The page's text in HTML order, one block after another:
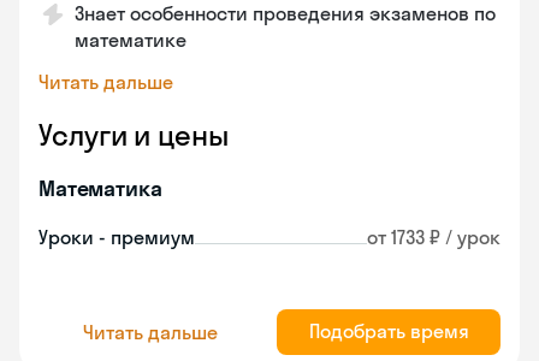
Знает особенности проведения экзаменов по
математике
Читать дальше
Услуги и цены
Математика
Уроки - премиум от 1733 ₽ / урок
Читать дальше Подобрать время